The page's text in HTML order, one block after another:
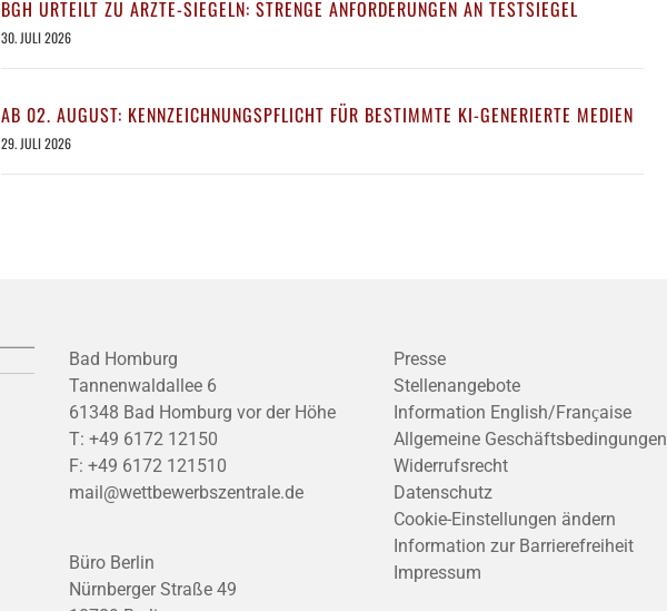
BGH URTEILT ZU ÄRZTE-SIEGELN: STRENGE ANFORDERUNGEN AN TESTSIEGEL
30. JULI 2026
AB 02. AUGUST: KENNZEICHNUNGSPFLICHT FÜR BESTIMMTE KI-GENERIERTE MEDIEN
29. JULI 2026
Bad Homburg
Tannenwaldallee 6
61348 Bad Homburg vor der Höhe
T: +49 6172 12150
F: +49 6172 121510
mail@wettbewerbszentrale.de
Büro Berlin
Nürnberger Straße 49
Presse
Stellenangebote
Information English/Franҫaise
Allgemeine Geschäftsbedingungen
Widerrufsrecht
Datenschutz
Cookie-Einstellungen ändern
Information zur Barrierefreiheit
Impressum